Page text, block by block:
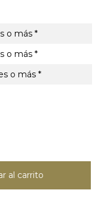
o más *
o más *
o más *